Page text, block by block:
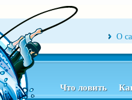
О
Что ловить